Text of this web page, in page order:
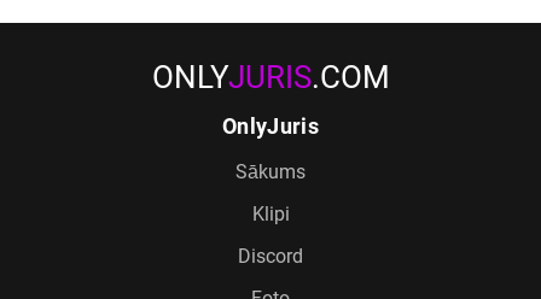
ONLYJURIS.COM
OnlyJuris
Sākums
Klipi
Discord